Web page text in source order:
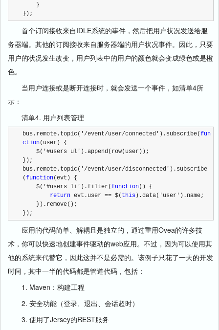
    }
});
首个订阅接收来自IDLE系统的事件，然后把用户状况发送给服
务器端。其他的订阅接收来自服务器端的用户状况事件。因此，只要
用户的状况发生改变，用户列表中的用户的颜色就会变成绿色或是橙
色。
当用户连接或是断开连接时，就会发送一个事件，如清单4所
示：
清单4. 用户列表管理
bus.remote.topic('/event/user/connected').subscribe(fun
ction(user) {
    $('#users ul').append(row(user));
});
bus.remote.topic('/event/user/disconnected').subscribe
(function(evt) {
    $('#users li').filter(
function() {
return evt.user == $( this ).data('user').name;
    }).remove();
});
应用的代码简单、解耦且是独立的，通过重用Ovea的许多技
术，你可以快速地创建事件驱动的web应用。不过，因为可以使用其
他的系统来代替它，因此这并不是必需的。该例子只花了一天的开发
时间，其中一半的代码都是管道代码，包括：
1. Maven：构建工程
2. 安全功能（登录、退出、会话超时）
3. 使用了Jersey的REST服务